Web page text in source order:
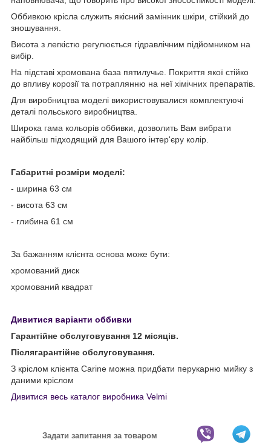
Оббивкою крісла служить якісний замінник шкіри, стійкий до
зношування.
Висота з легкістю регулюється гідравлічним підйомником на
вибір.
На підставі хромована база пятилучье. Покриття якої стійко
до впливу корозії та потраплянню на неї хімічних препаратів.
Для виробництва моделі використовувалися комплектуючі
деталі польського виробництва.
Широка гама кольорів оббивки, дозволить Вам вибрати
найбільш підходящий для Вашого інтер'єру колір.
Габаритні розміри моделі:
- ширина 63 см
- висота 63 см
- глибина 61 см
За бажанням клієнта основа може бути:
хромований диск
хромований квадрат
Дивитися варіанти оббивки
Гарантійне обслуговування 12 місяців.
Післягарантійне обслуговування.
З кріслом клієнта Carine можна придбати перукарню мийку з
даними кріслом
Дивитися весь каталог виробника Velmi
Задати запитання за товаром